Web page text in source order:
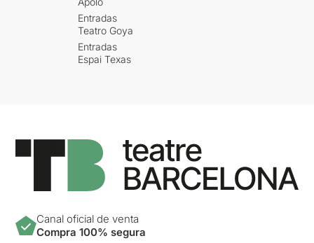
Entradas
Teatro Goya
Entradas
Espai Texas
Canal oficial de venta
Compra 100% segura